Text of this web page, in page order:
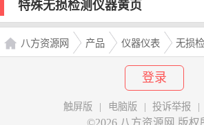
特殊无损检测仪器黄页
八方资源网 产品 仪器仪表 无损
特殊无损检测仪器
登录
触屏版 | 电脑版 | 投诉举报 |